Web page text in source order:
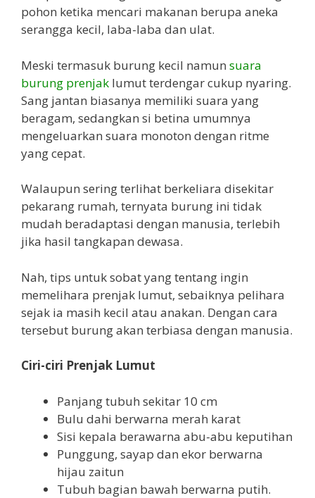
pohon ketika mencari makanan berupa aneka
serangga kecil, laba-laba dan ulat.
Meski termasuk burung kecil namun suara
burung prenjak lumut terdengar cukup nyaring.
Sang jantan biasanya memiliki suara yang
beragam, sedangkan si betina umumnya
mengeluarkan suara monoton dengan ritme
yang cepat.
Walaupun sering terlihat berkeliara disekitar
pekarang rumah, ternyata burung ini tidak
mudah beradaptasi dengan manusia, terlebih
jika hasil tangkapan dewasa.
Nah, tips untuk sobat yang tentang ingin
memelihara prenjak lumut, sebaiknya pelihara
sejak ia masih kecil atau anakan. Dengan cara
tersebut burung akan terbiasa dengan manusia.
Ciri-ciri Prenjak Lumut
Panjang tubuh sekitar 10 cm
Bulu dahi berwarna merah karat
Sisi kepala berawarna abu-abu keputihan
Punggung, sayap dan ekor berwarna
hijau zaitun
Tubuh bagian bawah berwarna putih.